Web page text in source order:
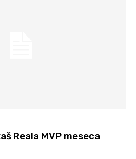
Reala MVP meseca